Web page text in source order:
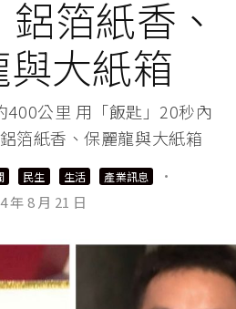
箔紙香、
大紙箱
400公里 用「飯匙」20秒內
箔紙香、保麗龍與大紙箱
民生 生活 產業訊息
·
年 8 月 21 日